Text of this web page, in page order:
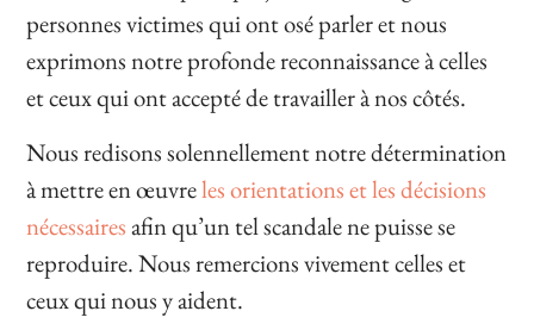
personnes victimes qui ont osé parler et nous
exprimons notre profonde reconnaissance à celles
et ceux qui ont accepté de travailler à nos côtés.
Nous redisons solennellement notre détermination
à mettre en œuvrelesorientationset les décisions
nécessairesafin qu’un tel scandale ne puisse se
reproduire. Nous remercions vivement celles et
ceux qui nous y aident.